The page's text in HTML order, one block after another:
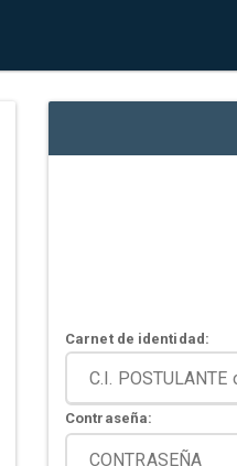
Carnet de identidad:
Contraseña: